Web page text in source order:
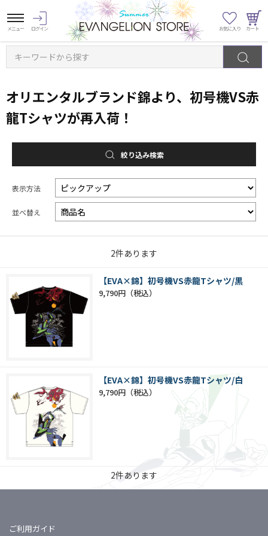
キーワードから探す
オリエンタルブランド錦より、初号機VS赤
龍Tシャツが再入荷！
絞り込み検索
表示方法
並べ替え
2件あります
【EVA×錦】初号機VS赤龍Tシャツ/黒
9,790円
【EVA×錦】初号機VS赤龍Tシャツ/白
9,790円
2件あります
ご利用ガイド